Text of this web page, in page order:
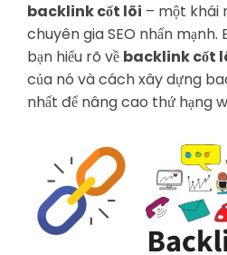
backlink cốt lõi – một khái
chuyên gia SEO nhấn mạnh.
bạn hiểu rõ về backlink cốt
của nó và cách xây dựng
nhất để nâng cao thứ hạng